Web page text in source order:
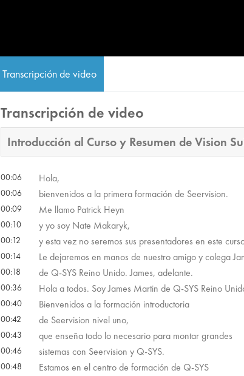
Transcripción de video
Transcripción de video
Introducción al Curso y Resumen de Vision
00:06 Hola,
00:06 bienvenidos a la primera formación de Seervision.
00:09 Me llamo Patrick Heyn
00:10 y yo soy Nate Makaryk,
00:12 y esta vez no seremos sus presentadores en este
00:14 Le dejaremos en manos de nuestro amigo y colega
00:18 de Q-SYS Reino Unido. James, adelante.
00:36 Hola a todos. Soy James Martin de Q-SYS Reino
00:40 Bienvenidos a la formación introductoria
00:42 de Seervision nivel uno,
00:43 que enseña todo lo necesario para montar grandes
00:46 sistemas con Seervision y Q-SYS.
00:48 Estamos en el centro de formación de Q-SYS